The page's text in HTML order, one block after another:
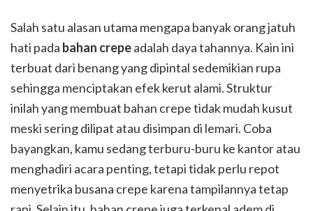
Salah satu alasan utama mengapa banyak orang jatuh
hati pada bahan crepeadalah daya tahannya. Kain ini
terbuat dari benang yang dipintal sedemikian rupa
sehingga menciptakan efek kerut alami. Struktur
inilah yang membuat bahan crepe tidak mudah kusut
meski sering dilipat atau disimpan di lemari. Coba
bayangkan, kamu sedang terburu-buru ke kantor atau
menghadiri acara penting, tetapi tidak perlu repot
menyetrika busana crepe karena tampilannya tetap